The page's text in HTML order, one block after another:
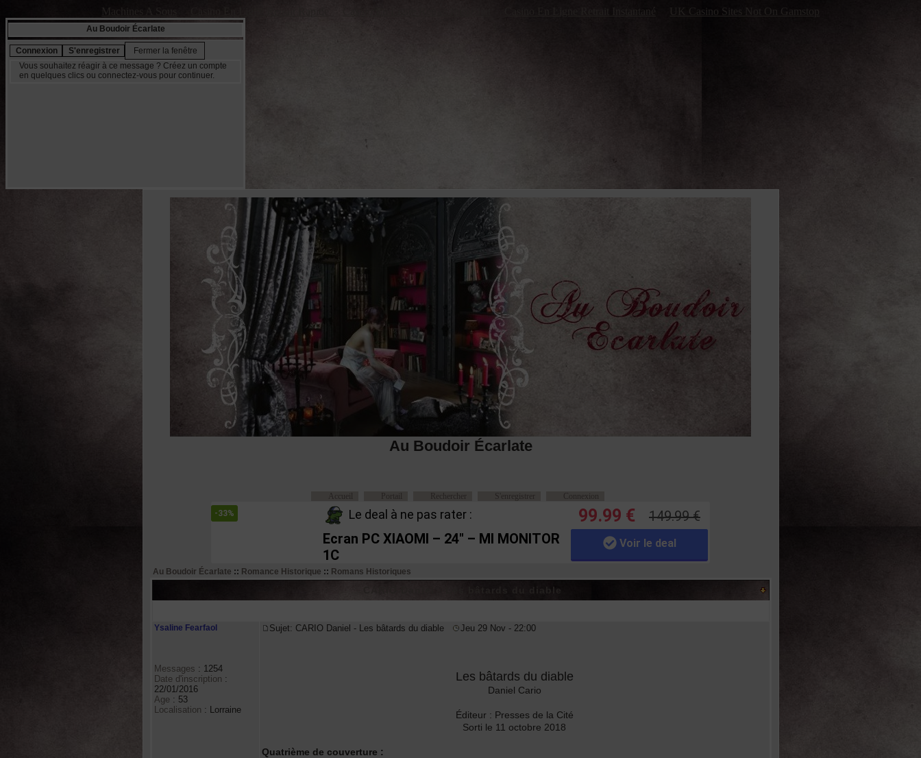
Machines A Sous Casino En Ligne Retrait Instantané UK Casino Sites Not On Gamstop
Au Boudoir Écarlate
Vous souhaitez réagir à ce message ? Créez un compte
en quelques clics ou connectez-vous pour continuer.
Au Boudoir Écarlate
Accueil Portail Rechercher S'enregistrer
Connexion
-33%
Le deal à ne pas rater :
Ecran PC XIAOMI – 24″ – MI MONITOR
1C
99.99 € 149.99 €
Voir le deal
Au Boudoir Écarlate :: Romance Historique :: Romans Historiques
Ysaline Fearfaol
Messages : 1254
Date d'inscription :
22/01/2016
Age : 53
Localisation : Lorraine
Sujet: CARIO Daniel - Les bâtards du diable Jeu 29 Nov - 22:00
Les bâtards du diable
Daniel Cario
Éditeur : Presses de la Cité
Sorti le 11 octobre 2018
Quatrième de couverture :